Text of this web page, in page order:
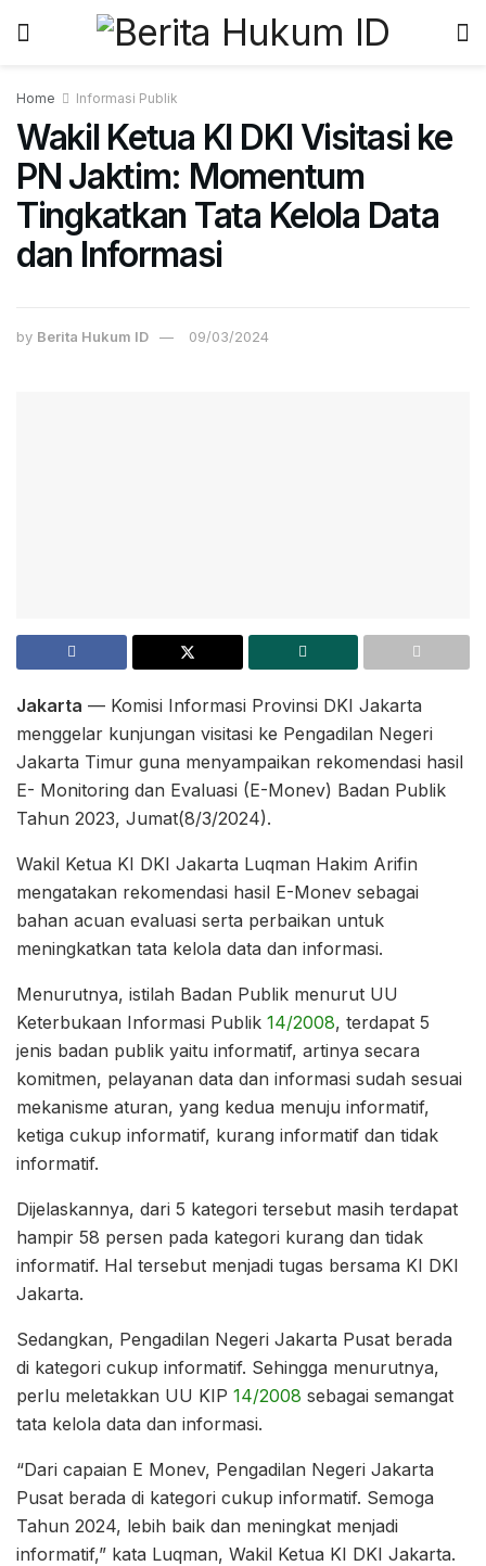
Home Informasi Publik
Wakil Ketua KI DKI Visitasi ke
PN Jaktim: Momentum
Tingkatkan Tata Kelola Data
dan Informasi
by Berita Hukum ID 09/03/2024
Jakarta — Komisi Informasi Provinsi DKI Jakarta
menggelar kunjungan visitasi ke Pengadilan Negeri
Jakarta Timur guna menyampaikan rekomendasi hasil
E- Monitoring dan Evaluasi (E-Monev) Badan Publik
Tahun 2023, Jumat(8/3/2024).
Wakil Ketua KI DKI Jakarta Luqman Hakim Arifin
mengatakan rekomendasi hasil E-Monev sebagai
bahan acuan evaluasi serta perbaikan untuk
meningkatkan tata kelola data dan informasi.
Menurutnya, istilah Badan Publik menurut UU
Keterbukaan Informasi Publik 14/2008, terdapat 5
jenis badan publik yaitu informatif, artinya secara
komitmen, pelayanan data dan informasi sudah sesuai
mekanisme aturan, yang kedua menuju informatif,
ketiga cukup informatif, kurang informatif dan tidak
informatif.
Dijelaskannya, dari 5 kategori tersebut masih terdapat
hampir 58 persen pada kategori kurang dan tidak
informatif. Hal tersebut menjadi tugas bersama KI DKI
Jakarta.
Sedangkan, Pengadilan Negeri Jakarta Pusat berada
di kategori cukup informatif. Sehingga menurutnya,
perlu meletakkan UU KIP 14/2008 sebagai semangat
tata kelola data dan informasi.
“Dari capaian E Monev, Pengadilan Negeri Jakarta
Pusat berada di kategori cukup informatif. Semoga
Tahun 2024, lebih baik dan meningkat menjadi
informatif,” kata Luqman, Wakil Ketua KI DKI Jakarta.